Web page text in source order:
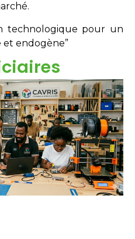
technologique pour un
endogène”
Doctorants
Chercheurs
acteurs sociaux.